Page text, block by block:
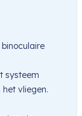
systeem
vliegen.